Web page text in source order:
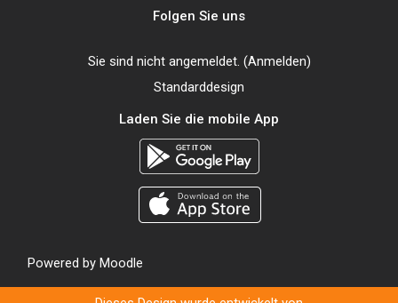
Folgen Sie uns
Sie sind nicht angemeldet. (Anmelden)
Standarddesign
Laden Sie die mobile App
Powered by Moodle